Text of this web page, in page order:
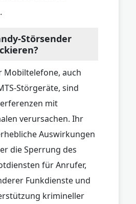
Störsender
Mobiltelefone, auch
Störgeräte, sind
mit
verursachen. Ihr
Auswirkungen
die Sperrung des
für Anrufer,
Funkdienste und
krimineller